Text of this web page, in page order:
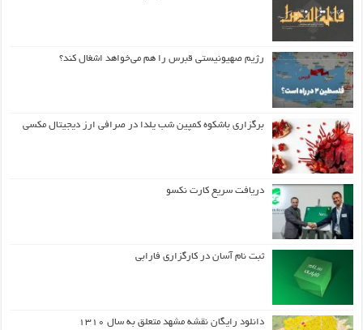
رژیم صهیونیستی قبرس را هم می‌خواهد اشغال کند؟
برگزاری باشکوه کمپین شب یلدا در صرافی ارز دیجیتال مکسی
دریافت سریع کارت نکسو
ثبت نام آسان در کارگزاری فارابی
دانلود رایگان نقشه مشهد متعلق به سال ۱۳۱۰